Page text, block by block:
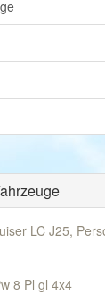
LC J25,
8 Pl gl 4x4